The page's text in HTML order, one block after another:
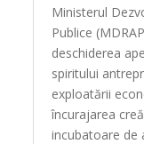
Ministerul
Publice
deschiderea
spiritului
exploatării
încurajarea
incubatoare de